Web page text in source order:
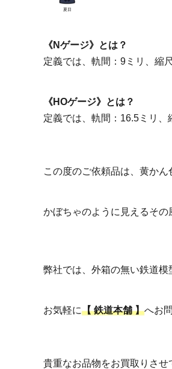
夏目
《Nゲージ》とは？
定義では、軌間：9ミリ、縮
《HOゲージ》とは？
定義では、軌間：16.5ミリ
この度のご依頼品は、黄かん
かぼちゃのように見えるその
弊社では、外箱の無い鉄道模
お気軽に【 鉄道本舗 】へお
貴重なお品物をお買取りさせ